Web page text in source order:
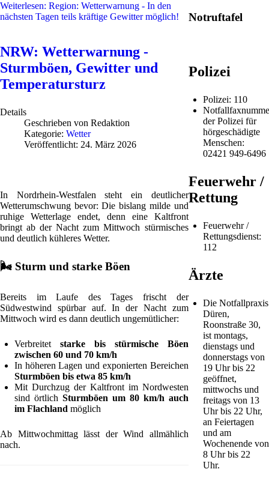
Weiterlesen: Region: Wetterwarnung - In den
nächsten Tagen teils kräftige Gewitter möglich!
NRW: Wetterwarnung -
Sturmböen, Gewitter und
Temperatursturz
Details
Geschrieben von Redaktion
Kategorie: Wetter
Veröffentlicht: 24. März 2026
In Nordrhein-Westfalen steht ein deutlicher
Wetterumschwung bevor: Die bislang milde und
ruhige Wetterlage endet, denn eine Kaltfront
bringt ab der Nacht zum Mittwoch stürmisches
und deutlich kühleres Wetter.
🌬️ Sturm und starke Böen
Bereits im Laufe des Tages frischt der
Südwestwind spürbar auf. In der Nacht zum
Mittwoch wird es dann deutlich ungemütlicher:
Verbreitet starke bis stürmische Böen
zwischen 60 und 70 km/h
In höheren Lagen und exponierten Bereichen
Sturmböen bis etwa 85 km/h
Mit Durchzug der Kaltfront im Nordwesten
sind örtlich Sturmböen um 80 km/h auch
im Flachland möglich
Ab Mittwochmittag lässt der Wind allmählich
nach.
Notruftafel
Polizei
Polizei: 110
der Polizei für
hörgeschädigte
Menschen:
02421 949-6496
Feuerwehr /
Rettung
Feuerwehr /
Rettungsdienst:
112
Ärzte
Die Notfallpraxis
Düren,
Roonstraße 30,
ist montags,
dienstags und
donnerstags von
19 Uhr bis 22
geöffnet,
mittwochs und
freitags von 13
Uhr bis 22 Uhr,
an Feiertagen
und am
Wochenende von
8 Uhr bis 22
Uhr.